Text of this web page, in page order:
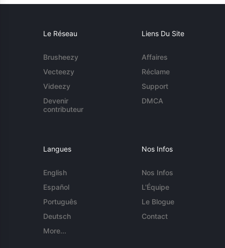
Le Réseau
Brusheezy
Vecteezy
Videezy
Devenir
contributeur
Liens Du Site
Affaires
Réclame
Support
DMCA
Langues
English
Español
Português
Deutsch
More...
Nos Infos
Nos Infos
L'Équipe
Le Blogue
Contact